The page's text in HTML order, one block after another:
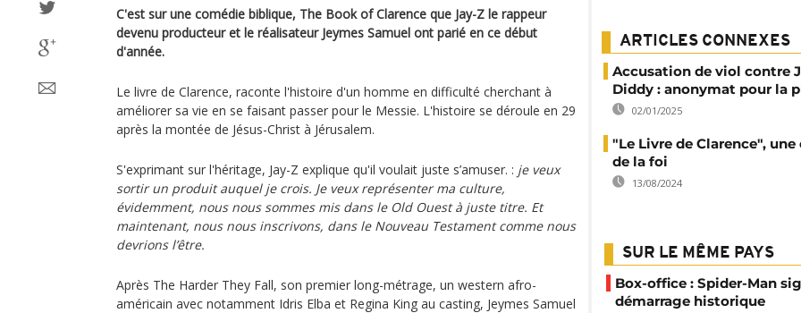
C'est sur une comédie biblique, The Book of Clarence que Jay-Z le rappeur
devenu producteur et le réalisateur Jeymes Samuel ont parié en ce début
d'année.
Le livre de Clarence, raconte l'histoire d'un homme en difficulté cherchant à
améliorer sa vie en se faisant passer pour le Messie. L'histoire se déroule en 29
après la montée de Jésus-Christ à Jérusalem.
S'exprimant sur l'héritage, Jay-Z explique qu'il voulait juste s’amuser. : je veux
sortir un produit auquel je crois. Je veux représenter ma culture,
évidemment, nous nous sommes mis dans le Old Ouest à juste titre. Et
maintenant, nous nous inscrivons, dans le Nouveau Testament comme nous
devrions l’être.
Après The Harder They Fall, son premier long-métrage, un western afro-
américain avec notamment Idris Elba et Regina King au casting, Jeymes Samuel
ARTICLES CONNEXES
Accusation de viol contre
Diddy : anonymat pour la
02/01/2025
"Le Livre de Clarence", une
de la foi
13/08/2024
SUR LE MÊME PAYS
Box-office : Spider-Man
démarrage historique